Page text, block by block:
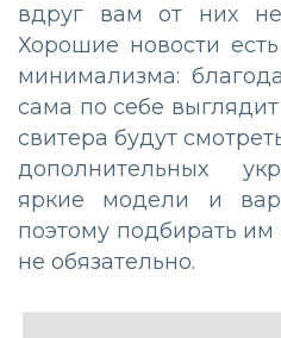
вдруг вам от них
Хорошие новости
минимализма:
сама по себе выглядит
свитера будут
дополнительных
яркие модели и
поэтому подбирать им
не обязательно.